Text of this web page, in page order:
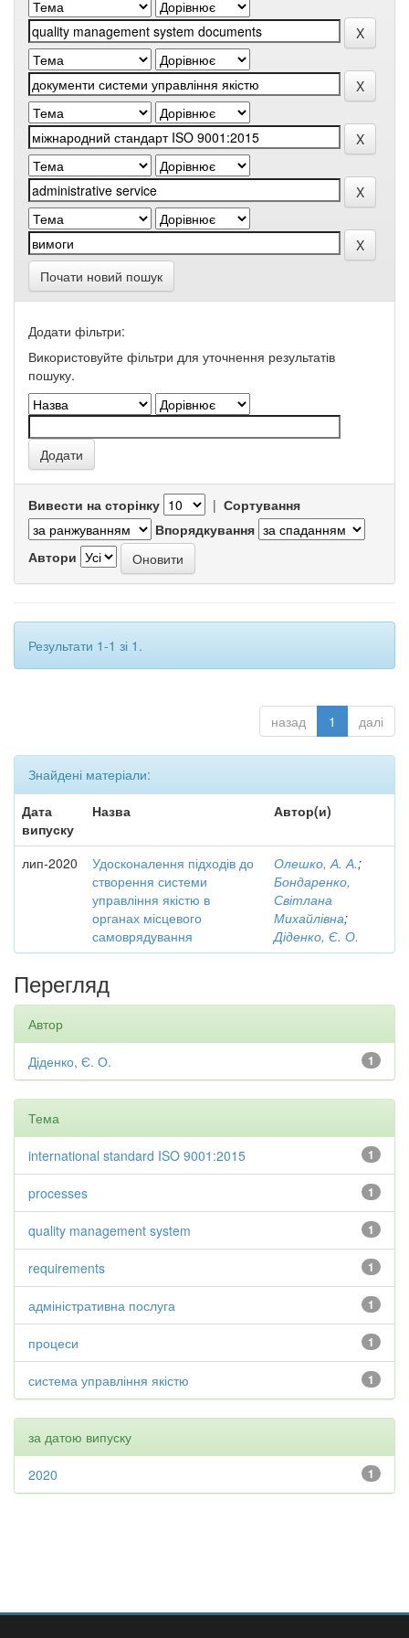
Почати новий пошук
Додати фільтри:
Використовуйте фільтри для уточнення результатів
пошуку.
Вивести на сторінку | Сортування
Впорядкування
Автори
Результати 1-1 зі 1.
назад 1 далі
Знайдені матеріали:
Дата
випуску
Назва Автор(и)
лип-2020
Удосконалення підходів до
створення системи
управління якістю в
органах місцевого
самоврядування
Олешко, А. А.;
Бондаренко,
Світлана
Михайлівна;
Діденко, Є. О.
Перегляд
Автор
1
Діденко, Є. О.
Тема
1
international standard ISO 9001:2015
1
processes
1
quality management system
1
requirements
1
адміністративна послуга
1
процеси
1
система управління якістю
за датою випуску
1
2020